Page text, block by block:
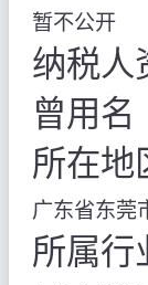
暂不公开
纳税人
曾用名
所在地
广东省东莞
所属行